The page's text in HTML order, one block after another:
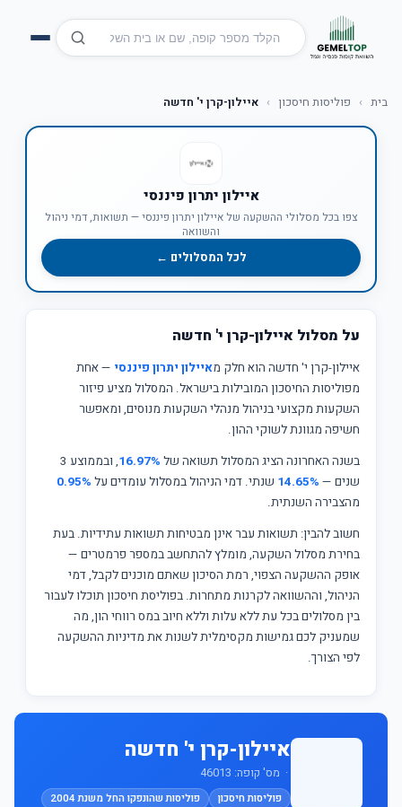
בית › פוליסות חיסכון › איילון-קרן י' חדשה
איילון יתרון פיננסי
צפו בכל מסלולי ההשקעה של איילון יתרון פיננסי — תשואות, דמי ניהול
והשוואה
לכל המסלולים ←
על מסלול איילון-קרן י' חדשה
איילון-קרן י' חדשה הוא חלק מאיילון יתרון פיננסי — אחת
מפוליסות החיסכון המובילות בישראל. המסלול מציע פיזור
השקעות מקצועי בניהול מנהלי השקעות מנוסים, ומאפשר
חשיפה מגוונת לשוקי ההון.
בשנה האחרונה הציג המסלול תשואה של 16.97%
, ובממוצע 3
שנים — 14.65% שנתי. דמי הניהול במסלול עומדים על 0.95%
מהצבירה השנתית.
חשוב להבין: תשואות עבר אינן מבטיחות תשואות עתידיות. בעת
בחירת מסלול השקעה, מומלץ להתחשב במספר פרמטרים —
אופק ההשקעה הצפוי, רמת הסיכון שאתם מוכנים לקבל, דמי
הניהול, וההשוואה לקרנות מתחרות. בפוליסת חיסכון תוכלו לעבור
בין מסלולים בכל עת ללא עלות וללא חיוב במס רווחי הון, מה
שמעניק לכם גמישות מקסימלית לשנות את מדיניות ההשקעה
לפי הצורך.
איילון-קרן י' חדשה
· מס' קופה: 46013
פוליסות חיסכון פוליסות שהונפקו החל משנת 2004